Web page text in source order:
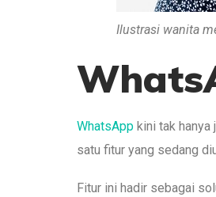
Ilustrasi wanita
WhatsApp kini tak hanya
satu fitur yang sedang
Fitur ini hadir sebagai